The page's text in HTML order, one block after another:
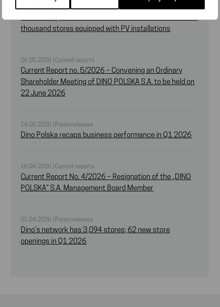
28.05.2026 | Press releases
Dino among the RES leaders in the Polish trade sector: 3
thousand stores equipped with PV installations
26.05.2026 | Current reports
Current Report no. 5/2026 – Convening an Ordinary
Shareholder Meeting of DINO POLSKA S.A. to be held on
22 June 2026
14.05.2026 | Press releases
Dino Polska recaps business performance in Q1 2026
16.04.2026 | Current reports
Current Report No. 4/2026 – Resignation of the „DINO
POLSKA” S.A. Management Board Member
02.04.2026 | Press releases
Dino’s network has 3,094 stores; 62 new store
openings in Q1 2026